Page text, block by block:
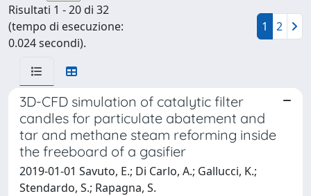
Risultati 1 - 20 di 32
(tempo di esecuzione:
0.024 secondi).
1 2
3D-CFD simulation of catalytic filter
candles for particulate abatement and
tar and methane steam reforming inside
the freeboard of a gasifier
2019-01-01 Savuto, E.; Di Carlo, A.; Gallucci, K.;
Stendardo, S.; Rapagna, S.